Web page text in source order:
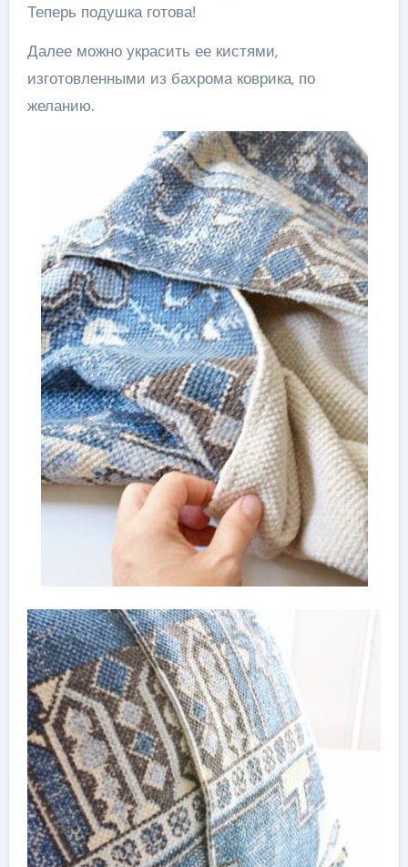
Теперь подушка готова!
Далее можно украсить ее кистями,
изготовленными из бахрома коврика, по
желанию.